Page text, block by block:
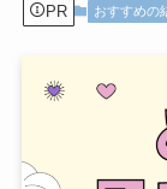
PR おすすめの